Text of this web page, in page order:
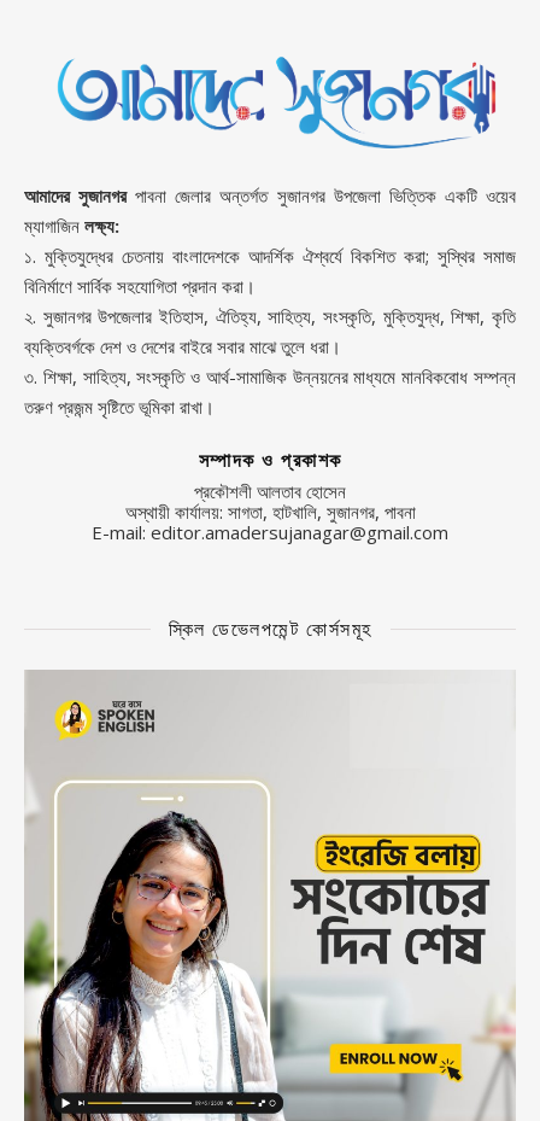
আমাদের সুজানগরপাবনা জেলার অন্তর্গত সুজানগর উপজেলা ভিত্তিক একটি ওয়েব
ম্যাগাজিন লক্ষ্য:
১. মুক্তিযুদ্ধের চেতনায় বাংলাদেশকে আদর্শিক ঐশ্বর্যে বিকশিত করা; সুস্থির সমাজ
বিনির্মাণে সার্বিক সহযোগিতা প্রদান করা।
২. সুজানগর উপজেলার ইতিহাস, ঐতিহ্য, সাহিত্য, সংস্কৃতি, মুক্তিযুদ্ধ, শিক্ষা, কৃতি
ব্যক্তিবর্গকে দেশ ও দেশের বাইরে সবার মাঝে তুলে ধরা।
৩. শিক্ষা, সাহিত্য, সংস্কৃতি ও আর্থ-সামাজিক উন্নয়নের মাধ্যমে মানবিকবোধ সম্পন্ন
তরুণ প্রজন্ম সৃষ্টিতে ভূমিকা রাখা।
সম্পাদক ও প্রকাশক
প্রকৌশলী আলতাব হোসেন
অস্থায়ী কার্যালয়: সাগতা, হাটখালি, সুজানগর, পাবনা
E-mail: editor.amadersujanagar@gmail.com
স্কিল ডেভেলপমেন্ট কোর্সসমূহ